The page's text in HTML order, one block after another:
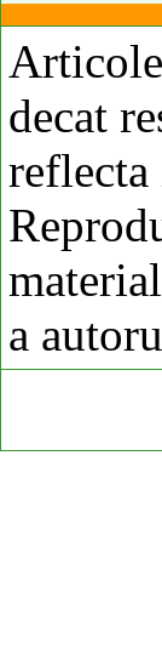
decat
reflecta
a